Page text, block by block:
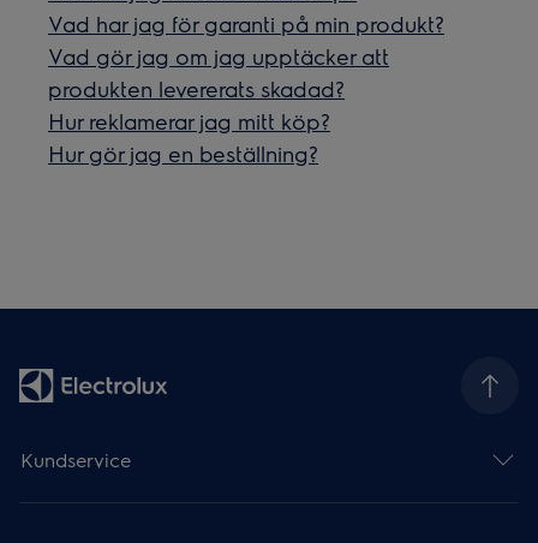
Vad har jag för garanti på min produkt?
Vad gör jag om jag upptäcker att
produkten levererats skadad?
Hur reklamerar jag mitt köp?
Hur gör jag en beställning?
Kundservice